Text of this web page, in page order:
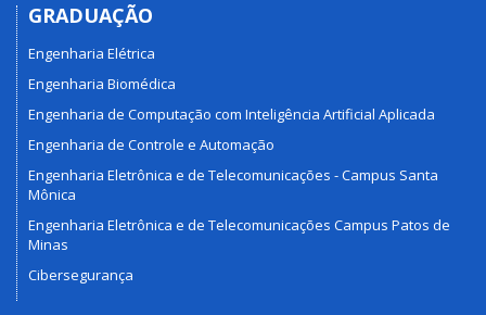
GRADUAÇÃO
Engenharia Elétrica
Engenharia Biomédica
Engenharia de Computação com Inteligência Artificial Aplicada
Engenharia de Controle e Automação
Engenharia Eletrônica e de Telecomunicações - Campus Santa
Mônica
Engenharia Eletrônica e de Telecomunicações Campus Patos de
Minas
Cibersegurança